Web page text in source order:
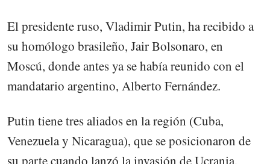
El presidente ruso, Vladimir Putin, ha recibido a
su homólogo brasileño, Jair Bolsonaro, en
Moscú, donde antes ya se había reunido con el
mandatario argentino, Alberto Fernández.
Putin tiene tres aliados en la región (Cuba,
Venezuela y Nicaragua), que se posicionaron de
su parte cuando lanzó la invasión de Ucrania.